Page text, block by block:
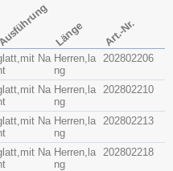
Ausführung Länge Art.-Nr.
Na Herren,la
ng
202802206
Na Herren,la
ng
202802210
Na Herren,la
ng
202802213
Na Herren,la
ng
202802218